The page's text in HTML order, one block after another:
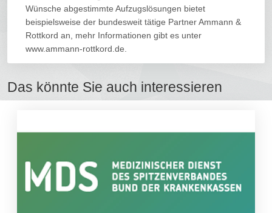
Wünsche abgestimmte Aufzugslösungen bietet
beispielsweise der bundesweit tätige Partner Ammann &
Rottkord an, mehr Informationen gibt es unter
www.ammann-rottkord.de.
Das könnte Sie auch interessieren